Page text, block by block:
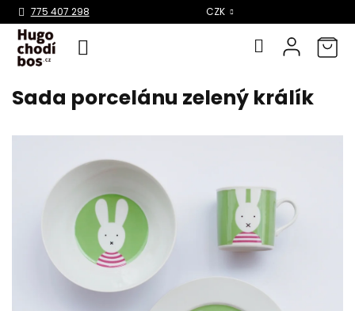
Přejít
775 407 298 CZK
Sada porcelánu zelený králík